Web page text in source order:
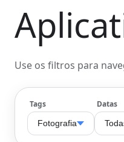
Use os filtros para
Tags
Fotografia
Datas